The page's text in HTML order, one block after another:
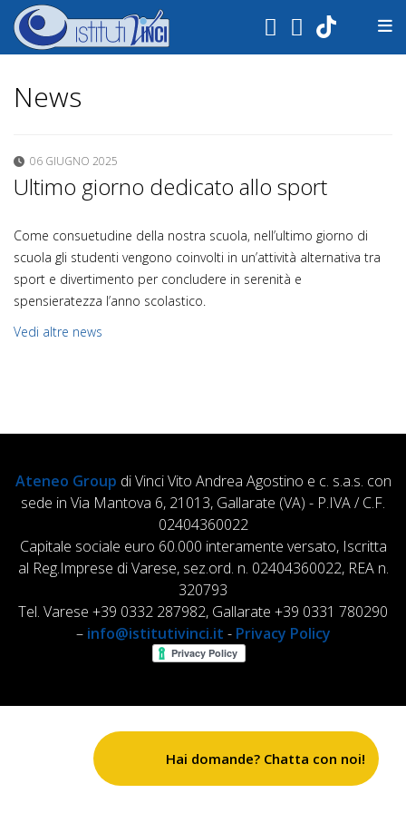
.
News
06 GIUGNO 2025
Ultimo giorno dedicato allo sport
Come consuetudine della nostra scuola, nell’ultimo giorno di
scuola gli studenti vengono coinvolti in un’attività alternativa tra
sport e divertimento per concludere in serenità e
spensieratezza l’anno scolastico.
Vedi altre news
Ateneo Group di Vinci Vito Andrea Agostino e c. s.a.s. con
sede in Via Mantova 6, 21013, Gallarate (VA) - P.IVA / C.F.
02404360022
Capitale sociale euro 60.000 interamente versato, Iscritta
al Reg.Imprese di Varese, sez.ord. n. 02404360022, REA n.
320793
Tel. Varese +39 0332 287982, Gallarate +39 0331 780290
– info@istitutivinci.it - Privacy Policy
Hai domande? Chatta con noi!